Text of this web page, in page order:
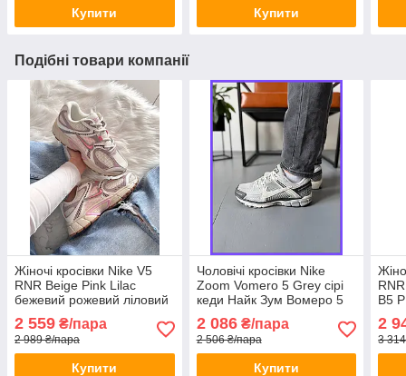
Купити Купити
Подібні товари компанії
Жіночі кросівки Nike V5
RNR Beige Pink Lilac
бежевий рожевий ліловий
текстиль шкіра демісезон
для дівчат В'єтнам
2 559 ₴/пара
2 989 ₴/пара
Купити
Чоловічі кросівки Nike
Zoom Vomero 5 Grey сірі
кеди Найк Зум Вомеро 5
для хлопців В'єтнам
2 086₴/пара
2 506 ₴/пара
Купити
В5
2
3